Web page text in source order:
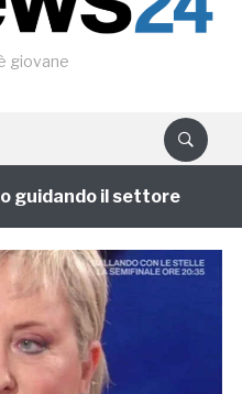
giovane
il settore